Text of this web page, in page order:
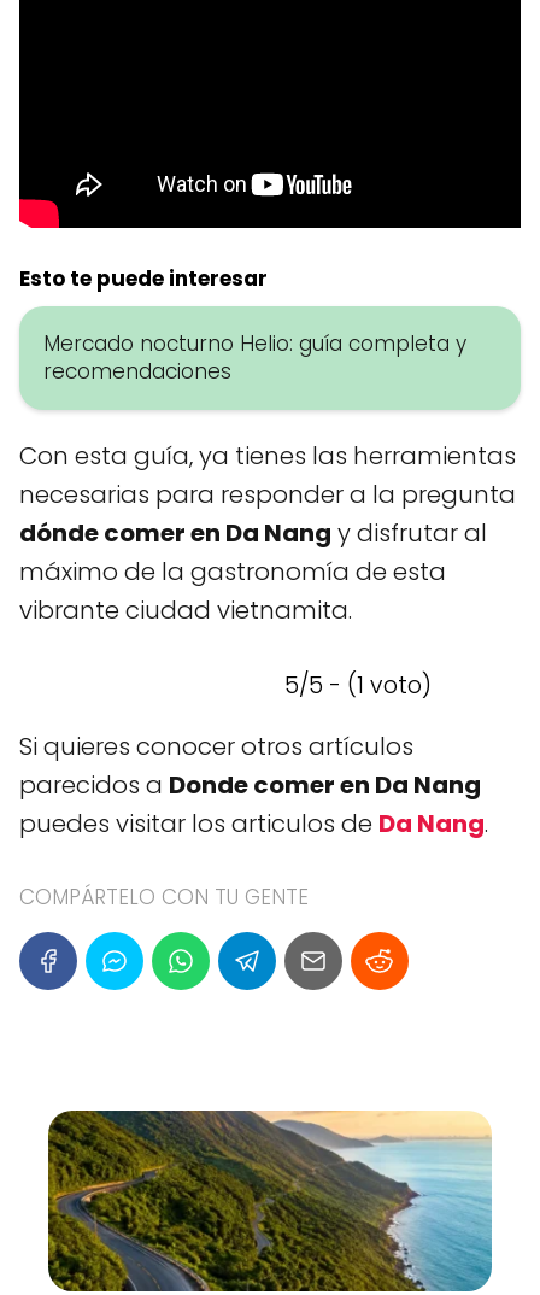
Esto te puede interesar
Mercado nocturno Helio: guía completa y
recomendaciones
Con esta guía, ya tienes las herramientas
necesarias para responder a la pregunta
dónde comer en Da Nang y disfrutar al
máximo de la gastronomía de esta
vibrante ciudad vietnamita.
5/5 - (1 voto)
Si quieres conocer otros artículos
parecidos a Donde comer en Da Nang
puedes visitar los articulos de Da Nang.
COMPÁRTELO CON TU GENTE